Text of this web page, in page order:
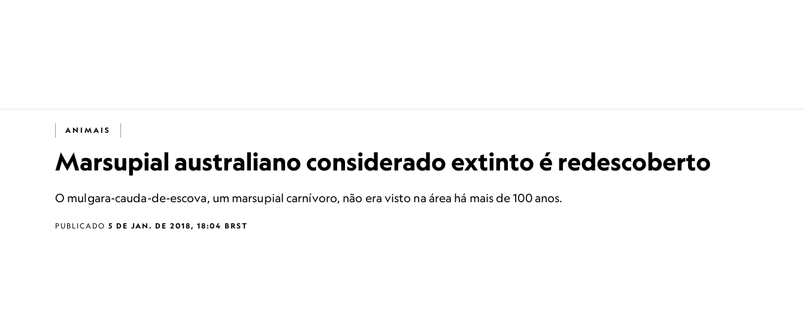
ANIMAIS
Marsupial australiano considerado extinto é redescoberto
O mulgara-cauda-de-escova, um marsupial carnívoro, não era visto na área há mais de 100 anos.
PUBLICADO 5 DE JAN. DE 2018, 18:04 BRST